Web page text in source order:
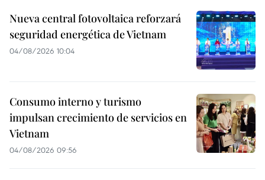
Nueva central fotovoltaica reforzará
seguridad energética de Vietnam
04/08/2026 10:04
Consumo interno y turismo
impulsan crecimiento de servicios en
Vietnam
04/08/2026 09:56